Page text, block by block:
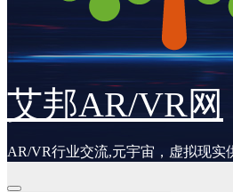
艾邦AR/VR网
AR/VR行业交流,元宇宙，虚拟现实